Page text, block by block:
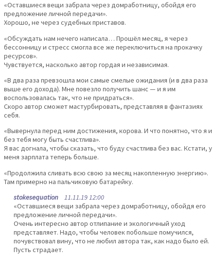
«Оставшиеся вещи забрала через домработницу, обойдя его
предложение личной передачи».
Хорошо, не через судебных приставов.
«Обсуждать нам нечего написала… Прошёл месяц, я через
бессонницу и стресс смогла все же переключиться на прокачку
ресурсов».
Чувствуется, насколько автор гордая и независимая.
«В два раза превзошла мои самые смелые ожидания (и в два раза
выше его дохода). Мне повезло получить шанс — и я им
воспользовалась так, что не придраться».
Скоро автор сможет мастурбировать, представляя в фантазиях
себя.
«Вывернула перед ним достижения, корова. И что понятно, что я и
без тебя могу быть счастлива».
Я вас догнала, чтобы сказать, что буду счастлива без вас. Кстати, у
меня зарплата теперь больше.
«Продолжила сливать всю свою за месяц накопленную энергию».
Там примерно на пальчиковую батарейку.
stokesequation 11.11.19 12:00
«Оставшиеся вещи забрала через домработницу, обойдя его
предложение личной передачи».
Очень интересно автор отлипание и экологичный уход
представляет. Надо, чтобы человек побольше помучился,
почувствовал вину, что не любил автора так, как надо было ей.
Пусть страдает.